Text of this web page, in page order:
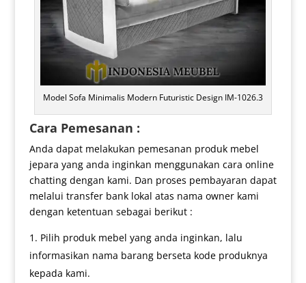
Model Sofa Minimalis Modern Futuristic Design IM-1026.3
Cara Pemesanan :
Anda dapat melakukan pemesanan produk mebel
jepara yang anda inginkan menggunakan cara online
chatting dengan kami. Dan proses pembayaran dapat
melalui transfer bank lokal atas nama owner kami
dengan ketentuan sebagai berikut :
Pilih produk mebel yang anda inginkan, lalu
informasikan nama barang berseta kode produknya
kepada kami.